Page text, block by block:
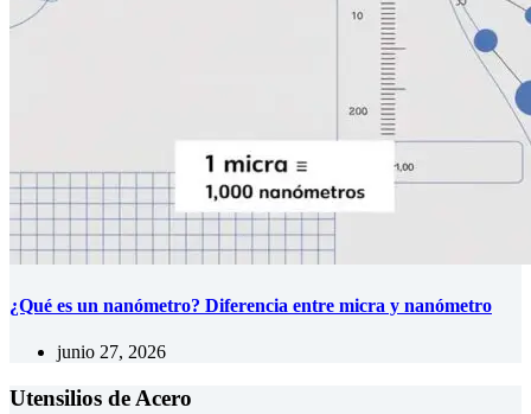
¿Qué es un nanómetro? Diferencia entre micra y nanómetro
junio 27, 2026
Utensilios de Acero